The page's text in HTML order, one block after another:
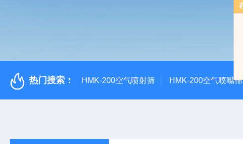
热门搜索： HMK-200空气喷射筛 HMK-200空气喷嘴筛